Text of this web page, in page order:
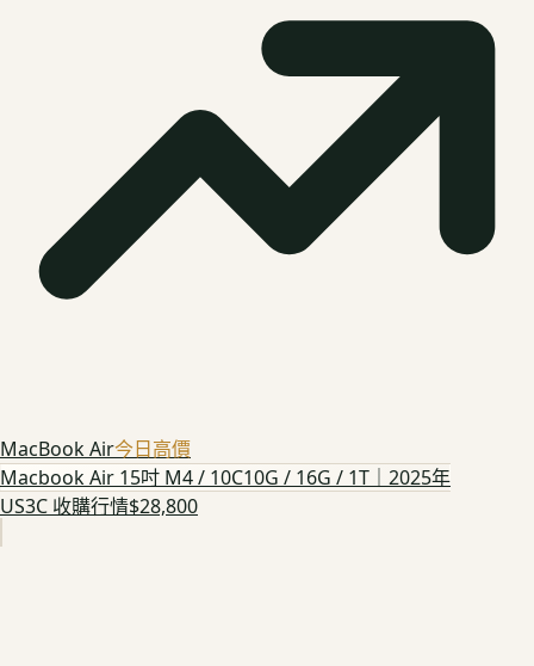
MacBook Air今日高價
Macbook Air 15吋 M4 / 10C10G / 16G / 1T｜2025年
US3C 收購行情$28,800